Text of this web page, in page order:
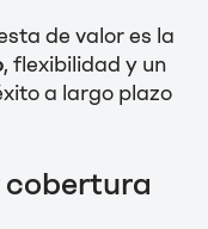
de valor es la
, flexibilidad y un
a largo plazo